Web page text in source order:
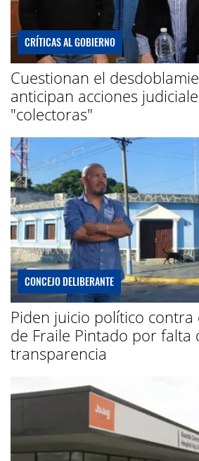
CRÍTICAS AL GOBIERNO
Cuestionan el
anticipan acciones
"colectoras"
CONCEJO DELIBERANTE
Piden juicio político
de Fraile Pintado por falta
transparencia